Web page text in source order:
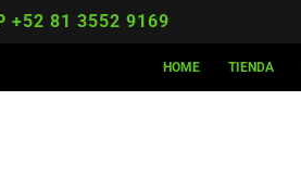
+52 81 3552 9169
HOME TIENDA